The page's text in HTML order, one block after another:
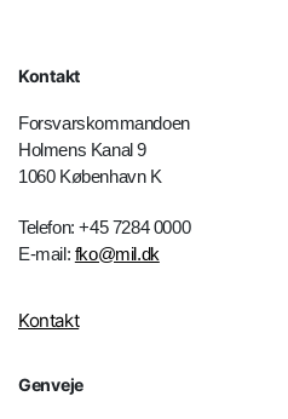
Kontakt
Forsvarskommandoen
Holmens Kanal 9
1060 København K
Telefon: +45 7284 0000
E-mail: fko@mil.dk
Kontakt
Genveje